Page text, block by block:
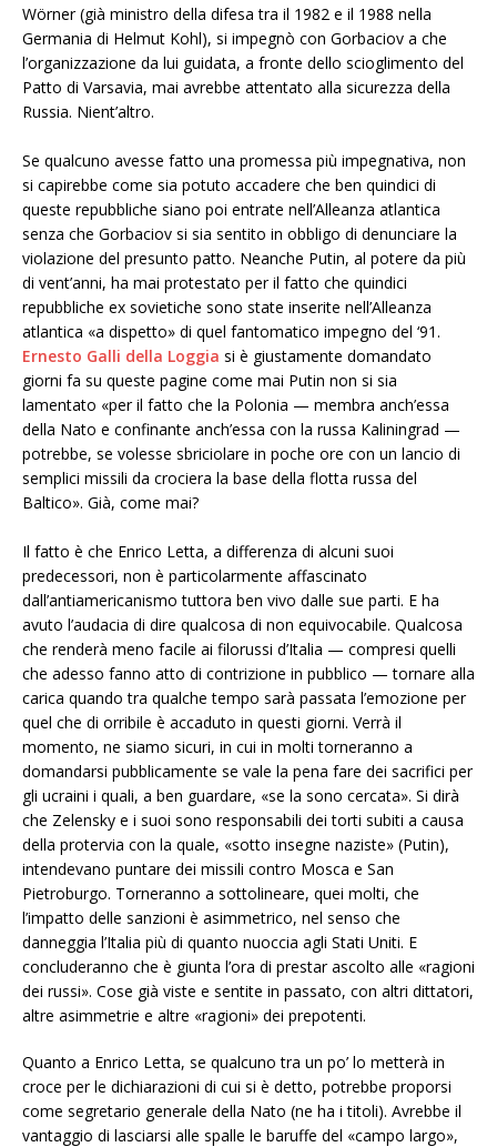
Wörner(già ministro della difesa tra il 1982 e il 1988 nella
Germania di Helmut Kohl), si impegnò con Gorbaciov a che
l’organizzazione da lui guidata, a fronte dello scioglimento del
Patto di Varsavia, mai avrebbe attentato alla sicurezza della
Russia. Nient’altro.
Se qualcuno avesse fatto una promessa più impegnativa, non
si capirebbe come sia potuto accadere che ben quindici di
queste repubbliche siano poi entrate nell’Alleanza atlantica
senza che Gorbaciov si sia sentito in obbligo di denunciare la
violazione del presunto patto. Neanche Putin, al potere da più
di vent’anni, ha mai protestato per il fatto che quindici
repubbliche ex sovietiche sono state inserite nell’Alleanza
atlantica «a dispetto» di quel fantomatico impegno del ‘91.
Ernesto Galli della Loggia si è giustamente domandato
giorni fa su queste pagine come mai Putin non si sia
lamentato «per il fatto che la Polonia — membra anch’essa
della Nato e confinante anch’essa con la russa Kaliningrad —
potrebbe, se volesse sbriciolare in poche ore con un lancio di
semplici missili da crociera la base della flotta russa del
Baltico». Già, come mai?
Il fatto è che Enrico Letta, a differenza di alcuni suoi
predecessori, non è particolarmente affascinato
dall’antiamericanismo tuttora ben vivo dalle sue parti. E ha
avuto l’audacia di dire qualcosa di non equivocabile. Qualcosa
che renderà meno facile ai filorussi d’Italia — compresi quelli
che adesso fanno atto di contrizione in pubblico — tornare alla
carica quando tra qualche tempo sarà passata l’emozione per
quel che di orribile è accaduto in questi giorni. Verrà il
momento, ne siamo sicuri, in cui in molti torneranno a
domandarsi pubblicamente se vale la pena fare dei sacrifici per
gli ucraini i quali, a ben guardare, «se la sono cercata». Si dirà
che Zelensky e i suoi sono responsabili dei torti subiti a causa
della protervia con la quale, «sotto insegne naziste» (Putin),
intendevano puntare dei missili contro Mosca e San
Pietroburgo. Torneranno a sottolineare, quei molti, che
l’impatto delle sanzioni è asimmetrico, nel senso che
danneggia l’Italia più di quanto nuoccia agli Stati Uniti. E
concluderanno che è giunta l’ora di prestar ascolto alle «ragioni
dei russi». Cose già viste e sentite in passato, con altri dittatori,
altre asimmetrie e altre «ragioni» dei prepotenti.
Quanto a Enrico Letta, se qualcuno tra un po’ lo metterà in
croce per le dichiarazioni di cui si è detto, potrebbe proporsi
come segretario generale della Nato (ne ha i titoli). Avrebbe il
vantaggio di lasciarsi alle spalle le baruffe del «campo largo»,